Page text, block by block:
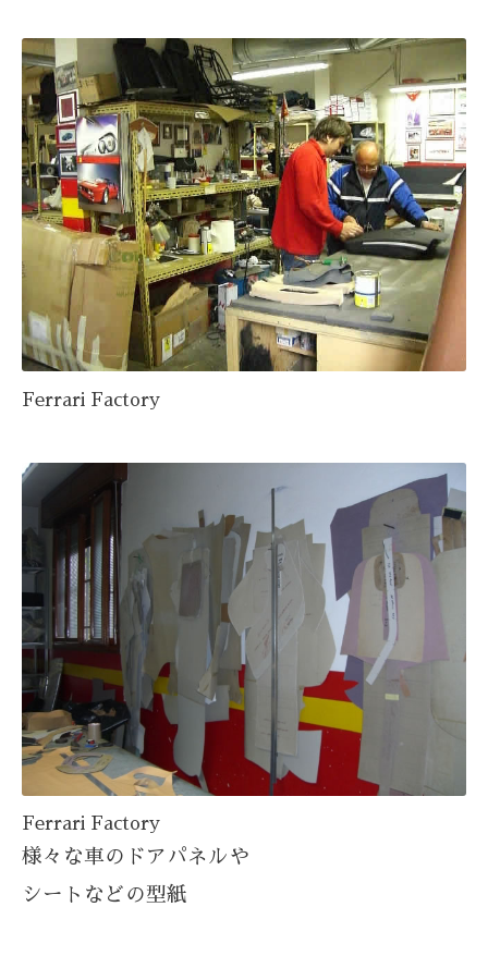
Ferrari Factory
Ferrari Factory
様々な車のドアパネルや
シートなどの型紙